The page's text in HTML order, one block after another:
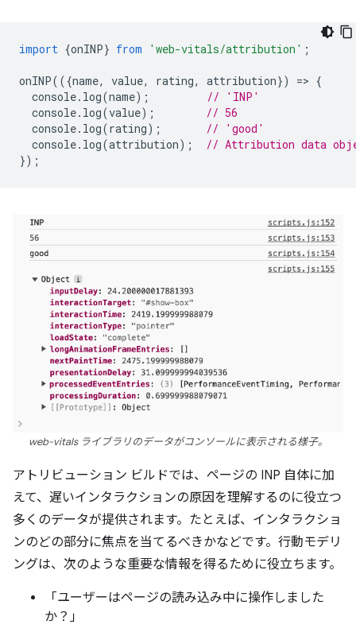
import {onINP} from 'web-vitals/attribution' ;
onINP(({name, value, rating, attribution}) => {
console. log(name);
// 'INP'
console. log(value);
// 56
console. log(rating);
// 'good'
console. log(attribution);
// Attribution data
});
web-vitals ライブラリのデータがコンソールに表示される様子。
アトリビューション ビルドでは、ページの INP 自体に加
えて、遅いインタラクションの原因を理解するのに役立つ
多くのデータが提供されます。たとえば、インタラクショ
ンのどの部分に焦点を当てるべきかなどです。行動モデリ
ングは、次のような重要な情報を得るために役立ちます。
「ユーザーはページの読み込み中に操作しました
か？」